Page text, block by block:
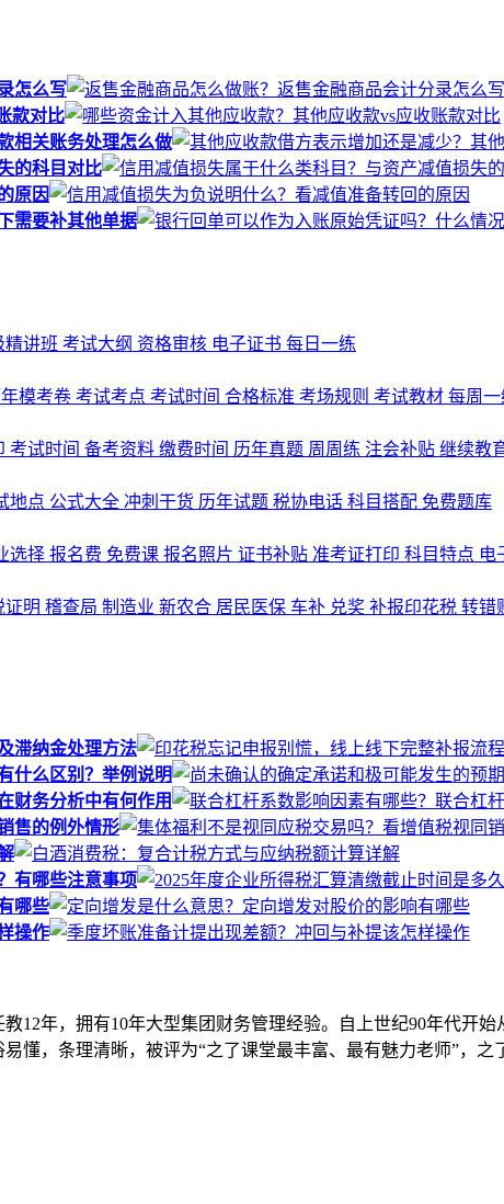
怎么写
款对比
相关账务处理怎么做
的科目对比
原因
需要补其他单据
精讲班 考试大纲 资格审核 电子证书 每日一练
模考卷 考试考点 考试时间 合格标准 考场规则 考试教材 每周一
考试时间 备考资料 缴费时间 历年真题 周周练 注会补贴 继续教
地点 公式大全 冲刺干货 历年试题 税协电话 科目搭配 免费题库
选择 报名费 免费课 报名照片 证书补贴 准考证打印 科目特点 电
证明 稽查局 制造业 新农合 居民医保 车补 兑奖 补报印花税 转错
滞纳金处理方法
什么区别？举例说明
财务分析中有何作用
售的例外情形
有哪些注意事项
哪些
操作
12年，拥有10年大型集团财务管理经验。自上世纪90年代开
懂，条理清晰，被评为“之了课堂最丰富、最有魅力老师”，之